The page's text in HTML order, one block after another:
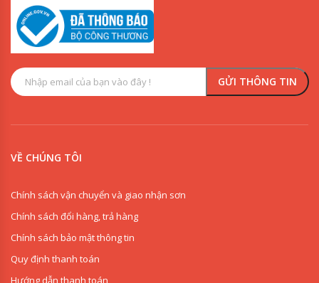
VỀ CHÚNG TÔI
Chính sách vận chuyển và giao nhận sơn
Chính sách đổi hàng, trả hàng
Chính sách bảo mật thông tin
Quy định thanh toán
Hướng dẫn thanh toán